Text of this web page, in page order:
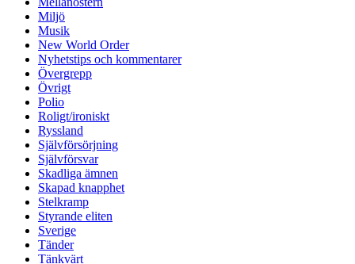
Miljö
Musik
New World Order
Nyhetstips och kommentarer
Övergrepp
Övrigt
Polio
Roligt/ironiskt
Ryssland
Självförsörjning
Självförsvar
Skadliga ämnen
Skapad knapphet
Stelkramp
Styrande eliten
Sverige
Tänder
Tänkvärt